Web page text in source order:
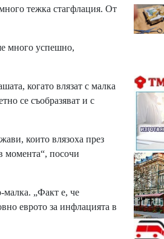
тежка стагфлация. От
много успешно,
когато влязат с малка
се съобразяват и с
които влязоха през
момента“, посочи
малка. „Факт е, че
еврото за инфлацията в